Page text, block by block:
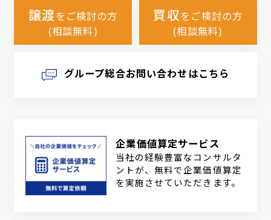
譲渡をご検討の方
(相談無料)
買収をご検討の方
(相談無料)
グループ総合お問い合わせはこちら
企業価値算定サービス
当社の経験豊富なコンサルタ
ントが、無料で企業価値算定
を実施させていただきます。